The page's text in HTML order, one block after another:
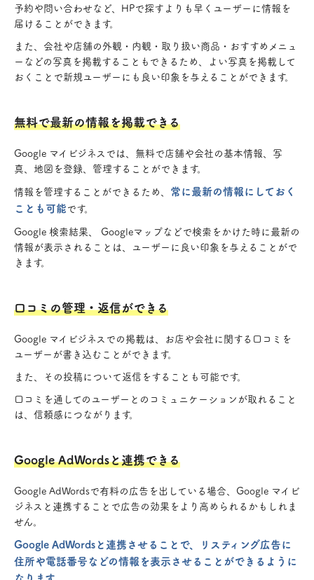
予約や問い合わせなど、HPで探すよりも早くユーザーに情報を
届けることができます。
また、会社や店舗の外観・内観・取り扱い商品・おすすめメニュ
ーなどの写真を掲載することもできるため、よい写真を掲載して
おくことで新規ユーザーにも良い印象を与えることができます。
無料で最新の情報を掲載できる
Google マイビジネスでは、無料で店舗や会社の基本情報、写
真、地図を登録、管理することができます。
情報を管理することができるため、 常に最新の情報にしておく
ことも可能です。
Google 検索結果、 Googleマップなどで検索をかけた時に最新の
情報が表示されることは、ユーザーに良い印象を与えることがで
きます。
口コミの管理・返信ができる
Google マイビジネスでの掲載は、お店や会社に関する口コミを
ユーザーが書き込むことができます。
また、その投稿について返信をすることも可能です。
口コミを通してのユーザーとのコミュニケーションが取れること
は、信頼感につながります。
Google AdWordsと連携できる
Google AdWordsで有料の広告を出している場合、Google マイビ
ジネスと連携することで広告の効果をより高められるかもしれま
せん。
Google AdWordsと連携させることで、リスティング広告に
住所や電話番号などの情報を表示させることができるように